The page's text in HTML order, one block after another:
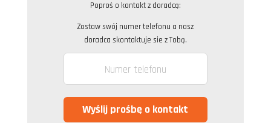
Poproś o kontakt z doradcą:
Zostaw swój numer telefonu a nasz
doradca skontaktuje sie z Tobą.